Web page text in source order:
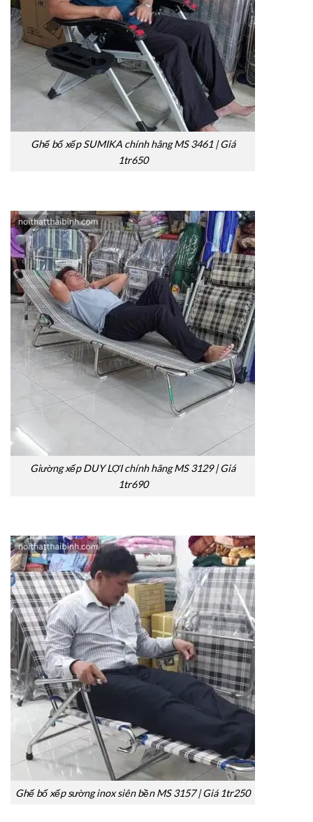
Ghế bố xếp SUMIKA chính hãng MS 3461 | Giá
1tr650
Giường xếp DUY LỢI chính hãng MS 3129 | Giá
1tr690
Ghế bố xếp sường inox siên bền MS 3157 | Giá 1tr250